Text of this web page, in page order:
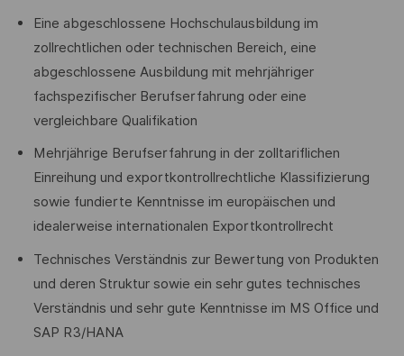
Eine abgeschlossene Hochschulausbildung im
zollrechtlichen oder technischen Bereich, eine
abgeschlossene Ausbildung mit mehrjähriger
fachspezifischer Berufserfahrung oder eine
vergleichbare Qualifikation
Mehrjährige Berufserfahrung in der zolltariflichen
Einreihung und exportkontrollrechtliche Klassifizierung
sowie fundierte Kenntnisse im europäischen und
idealerweise internationalen Exportkontrollrecht
Technisches Verständnis zur Bewertung von Produkten
und deren Struktur sowie ein sehr gutes technisches
Verständnis und sehr gute Kenntnisse im MS Office und
SAP R3/HANA